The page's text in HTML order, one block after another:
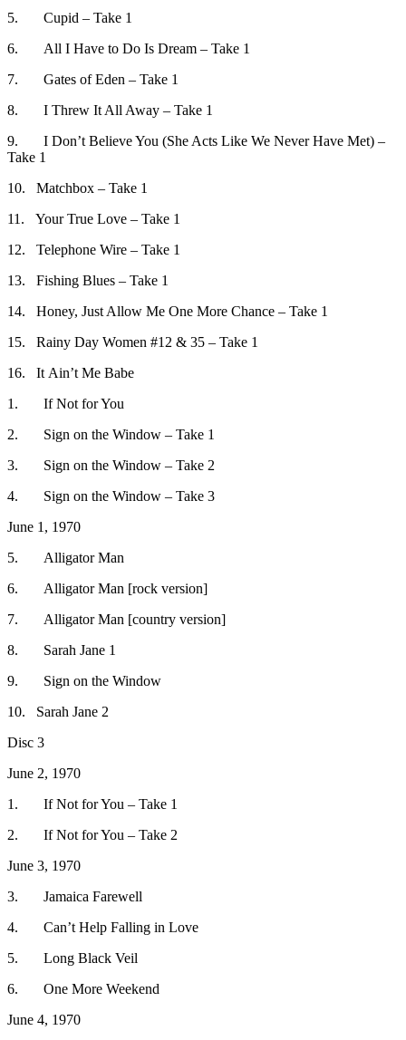
5. Cupid – Take 1
6. All I Have to Do Is Dream – Take 1
7. Gates of Eden – Take 1
8. I Threw It All Away – Take 1
9. I Don’t Believe You (She Acts Like We Never Have Met) –
Take 1
10. Matchbox – Take 1
11. Your True Love – Take 1
12. Telephone Wire – Take 1
13. Fishing Blues – Take 1
14. Honey, Just Allow Me One More Chance – Take 1
15. Rainy Day Women #12 & 35 – Take 1
16. It Ain’t Me Babe
1. If Not for You
2. Sign on the Window – Take 1
3. Sign on the Window – Take 2
4. Sign on the Window – Take 3
June 1, 1970
5. Alligator Man
6. Alligator Man [rock version]
7. Alligator Man [country version]
8. Sarah Jane 1
9. Sign on the Window
10. Sarah Jane 2
Disc 3
June 2, 1970
1. If Not for You – Take 1
2. If Not for You – Take 2
June 3, 1970
3. Jamaica Farewell
4. Can’t Help Falling in Love
5. Long Black Veil
6. One More Weekend
June 4, 1970